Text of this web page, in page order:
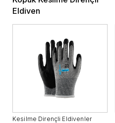
Eldiven
Kesilme Dirençli Eldivenler